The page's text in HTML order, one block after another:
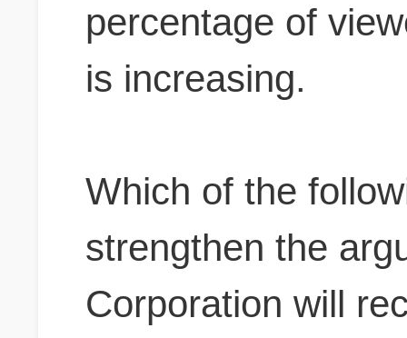
percentage of
is increasing.
Which of the
strengthen the
Corporation will